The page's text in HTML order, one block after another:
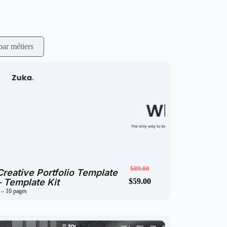
métiers
Portfolio Template
Template Kit
10 pages
$89.00
$59.00
$89.00
$59.00